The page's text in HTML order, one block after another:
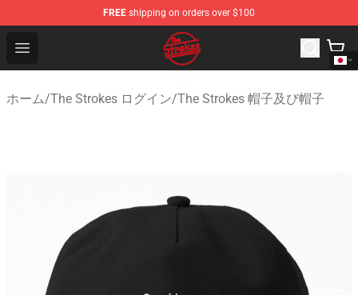
FREE shipping on orders over $100
Open menu
The Strokes Shop - Official The Strokes Merchandise
ホーム/The Strokes ログイン/The Strokes 帽子及び帽子